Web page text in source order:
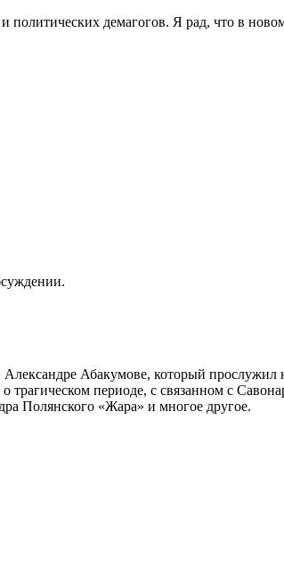
политических демагогов. Я рад, что в
Абакумове, который прослужил
периоде, с связанном с
Полянского «Жара» и многое другое.